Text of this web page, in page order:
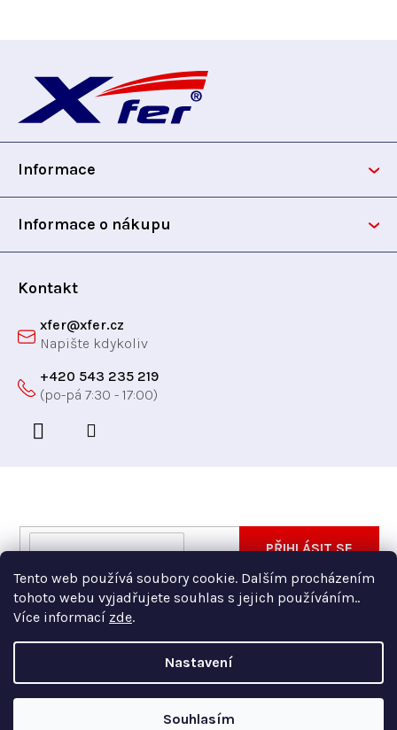
Tento web používá soubory cookie. Dalším procházením
tohoto webu vyjadřujete souhlas s jejich používáním..
Více informací zde.
Nastavení
Souhlasím
p
Informace
Informace o nákupu
Kontakt
xfer@xfer.cz
+420 543 235 219
Vložte svůj e-mail a my vám budeme zasílat informace
E-
Vložením e-mailu souhlasíte spodmínkami ochrany
osobních údajů
PŘIHLÁSIT SE
Vytvořil Shoptet Premium
Copyright 2026Xfer. Všechna práva vyhrazena.